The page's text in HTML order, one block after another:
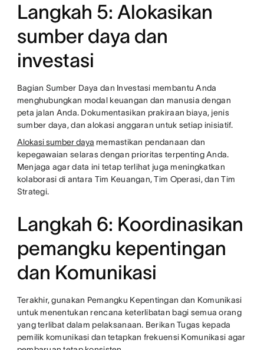
Langkah 5: Alokasikan
sumber daya dan
investasi
Bagian Sumber Daya dan Investasi membantu Anda
menghubungkan modal keuangan dan manusia dengan
peta jalan Anda. Dokumentasikan prakiraan biaya, jenis
sumber daya, dan alokasi anggaran untuk setiap inisiatif.
Alokasi sumber daya memastikan pendanaan dan
kepegawaian selaras dengan prioritas terpenting Anda.
Menjaga agar data ini tetap terlihat juga meningkatkan
kolaborasi di antara Tim Keuangan, Tim Operasi, dan Tim
Strategi.
Langkah 6: Koordinasikan
pemangku kepentingan
dan Komunikasi
Terakhir, gunakan Pemangku Kepentingan dan Komunikasi
untuk menentukan rencana keterlibatan bagi semua orang
yang terlibat dalam pelaksanaan. Berikan Tugas kepada
pemilik komunikasi dan tetapkan frekuensi Komunikasi agar